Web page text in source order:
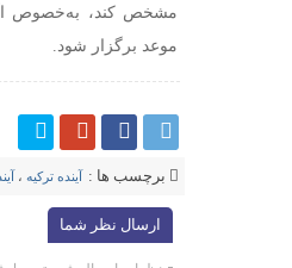
مشخص کند، به‌خصوص
موعد برگزار شود.
برچسب ها : آینده ترکیه ،
ارسال نظر شما